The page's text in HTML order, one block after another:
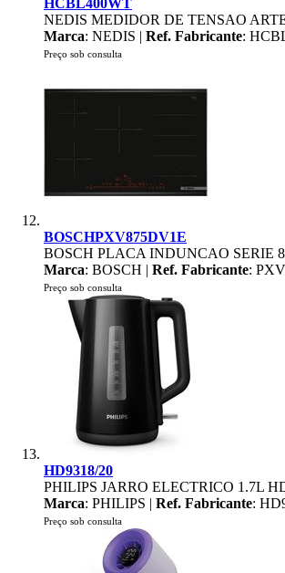
HCBL400WT
NEDIS MEDIDOR DE TENSAO
Marca: NEDIS | Ref. Fabricante:
Preço sob consulta
BOSCHPXV875DV1E
BOSCH PLACA INDUNCAO SERIE
Marca: BOSCH | Ref. Fabricante:
Preço sob consulta
HD9318/20
PHILIPS JARRO ELECTRICO 1.7L
Marca: PHILIPS | Ref. Fabricante:
Preço sob consulta